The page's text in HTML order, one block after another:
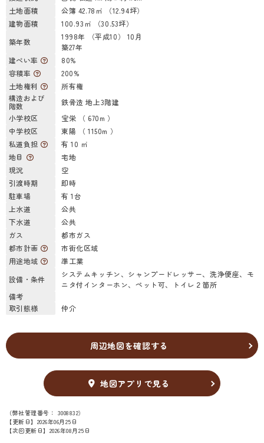
土地面積
公簿 42.78㎡ （12.94坪）
建物面積
100.93㎡ （30.53坪）
築年数
1998年 （平成10） 10月
築27年
建ぺい率
80%
容積率
200%
土地権利
所有権
構造および
階数
鉄骨造 地上3階建
小学校区
宝栄 （ 670m ）
中学校区
東陽 （ 1150m ）
私道負担
有 10 ㎡
地目
宅地
現況
空
引渡時期
即時
駐車場
有 1台
上水道
公共
下水道
公共
ガス
都市ガス
都市計画
市街化区域
用途地域
準工業
設備・条件
システムキッチン、シャンプードレッサー、洗浄便座、モ
ニタ付インターホン、ペット可、トイレ２箇所
備考
取引態様
仲介
周辺地図を確認する
地図アプリで見る
（弊社管理番号： 3008832）
【更新日】2026年06月25日
【次回更新日】2026年08月25日